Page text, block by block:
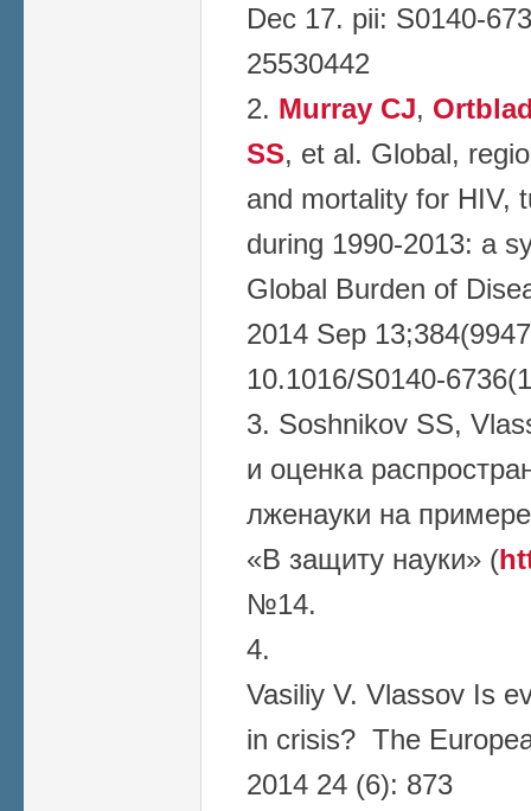
Dec 17. pii: S0140-
25530442
Murray CJ,
SS, et al. Global,
and mortality for HIV,
during 1990-2013: a
Global Burden of
2014 Sep
10.1016/S0140-
Soshnikov SS,
и оценка
лженауки на
«В защиту науки» (
№14.
Vasiliy V. Vlassov Is
in crisis? The
2014 24 (6): 873